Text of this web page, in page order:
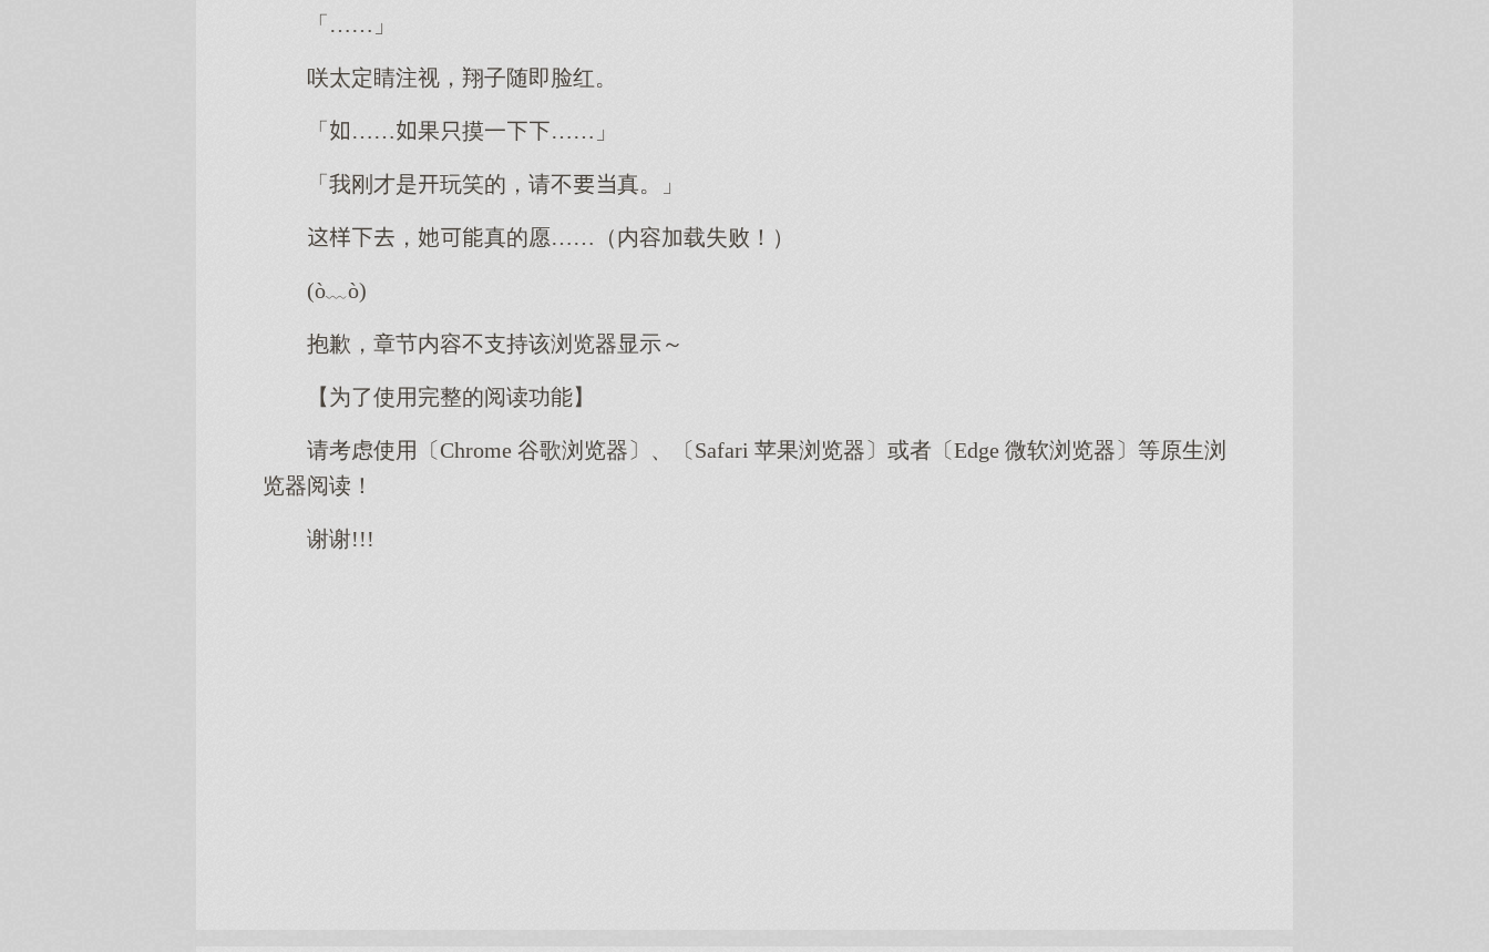
「……」
咲太定睛注视，翔子随即脸红。
「……果摸一……」
「我刚才是玩笑的，请不真。」
，真的愿……（内容加载失败！）
(ò﹏ò)
抱歉，章节内容不支持该浏览器显示～
【为了使用完整的阅读功能】
请考虑使用〔Chrome 谷歌浏览器〕、〔Safari 苹果浏览器〕或者〔Edge 微软浏览器〕等原生浏
览器阅读！
谢谢!!!